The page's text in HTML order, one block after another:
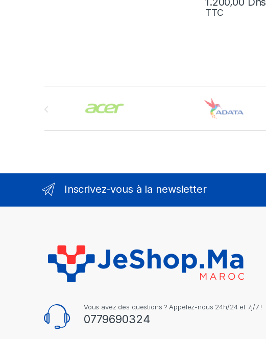
TTC
Inscrivez-vous à la newsletter
Vous avez des questions ? Appelez-nous 24h/24 et 7j/7 !
0779690324